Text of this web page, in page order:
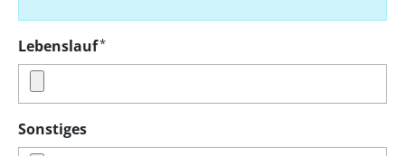
Lebenslauf*
Sonstiges